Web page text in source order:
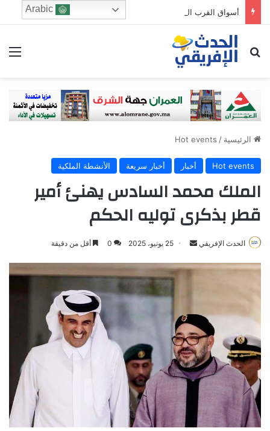
أسواق القرب المغلقة تستنفر وزارة الداخلية.. أبحاث موسعة حول مشاريع بملايير الدراهم
ابحث عن
الرئيسية /
Hot events
Hot events أخبار أخبار سريعة الأنشطة الملكية
الملك محمد السادس يهنئ أمير
قطر بذكرى توليه الحكم
الحدث الإفريقي
n
n
e
m
a
i
25 يونيو، 2025 0 أقل من دقيقة
Arabic